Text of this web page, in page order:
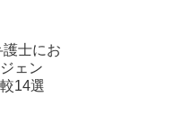
護士にお
ェン
14選